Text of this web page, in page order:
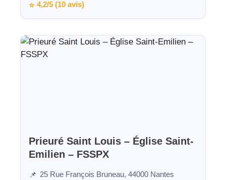
⭐ 4,2/5 (10 avis)
Prieuré Saint Louis – Église Saint-
Emilien – FSSPX
📌 25 Rue François Bruneau, 44000 Nantes